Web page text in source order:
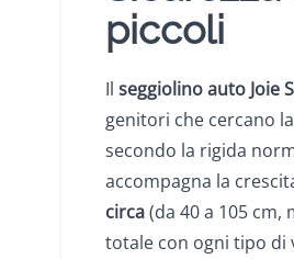
piccoli
Il seggiolino auto Joie
genitori che cercano la
secondo la rigida
accompagna la
circa(da 40 a 105 cm,
totale con ogni tipo di